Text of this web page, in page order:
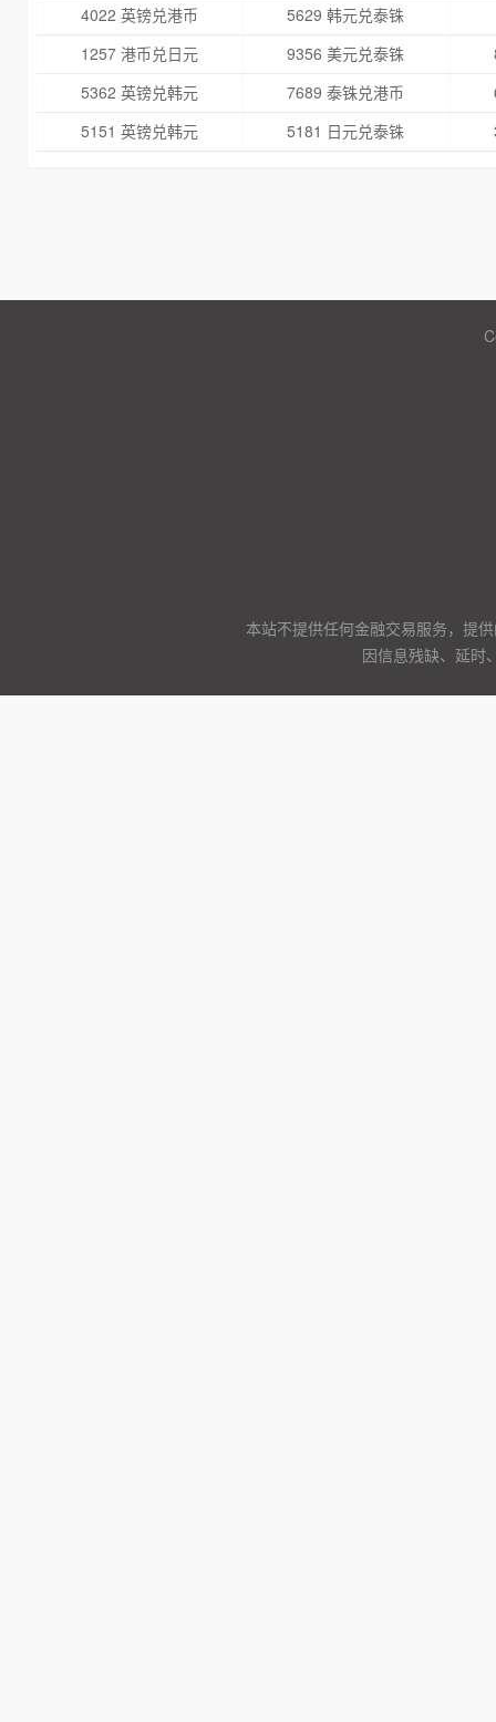
4022 英镑兑港币
5629 韩元兑泰铢
1257 港币兑日元
9356 美元兑泰铢
5362 英镑兑韩元
7689 泰铢兑港币
5151 英镑兑韩元
5181 日元兑泰铢
本站不提供任何金融交易服务，提
因信息残缺、延时